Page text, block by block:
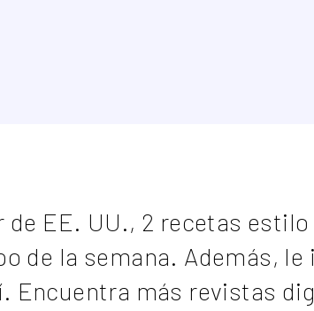
EE. UU., 2 recetas estilo
de la semana. Además,
Encuentra más revistas